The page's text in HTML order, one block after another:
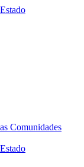
Comunidades